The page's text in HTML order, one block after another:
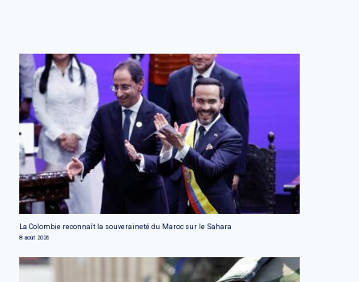
La Colombie reconnaît la souveraineté du Maroc sur le Sahara
8 août 2026